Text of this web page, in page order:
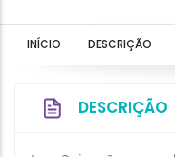
INÍCIO DESCRIÇÃO
DESCRIÇÃO